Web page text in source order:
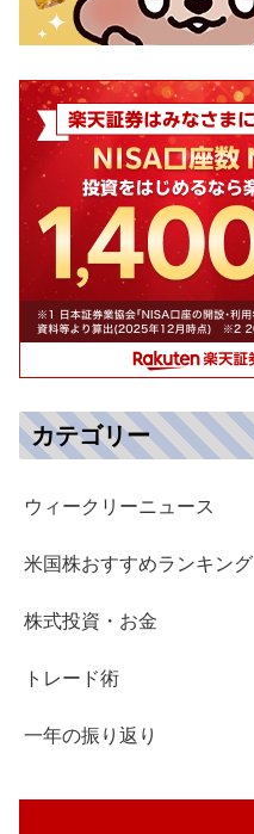
カテゴリー
ウィークリーニュース
米国株おすすめランキング
株式投資・お金
トレード術
一年の振り返り